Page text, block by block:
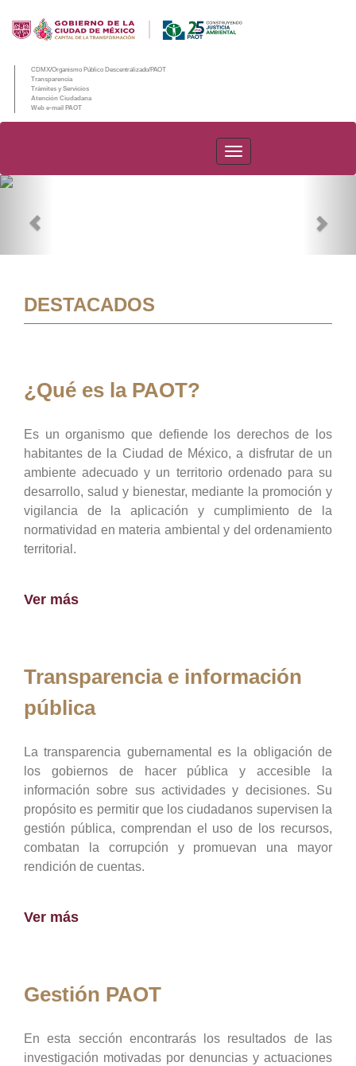
CDMX/Organismo Público Descentralizado/PAOT
Transparencia
Trámites y Servicios
Atención Ciudadana
Web e-mail PAOT
PAOT
DESTACADOS
¿Qué es la PAOT?
Es un organismo que defiende los derechos de los
habitantes de la Ciudad de México, a disfrutar de un
ambiente adecuado y un territorio ordenado para su
desarrollo, salud y bienestar, mediante la promoción y
vigilancia de la aplicación y cumplimiento de la
normatividad en materia ambiental y del ordenamiento
territorial.
Ver más
Transparencia e información
pública
La transparencia gubernamental es la obligación de
los gobiernos de hacer pública y accesible la
información sobre sus actividades y decisiones. Su
propósito es permitir que los ciudadanos supervisen la
gestión pública, comprendan el uso de los recursos,
combatan la corrupción y promuevan una mayor
rendición de cuentas.
Ver más
Gestión PAOT
En esta sección encontrarás los resultados de las
investigación motivadas por denuncias y actuaciones